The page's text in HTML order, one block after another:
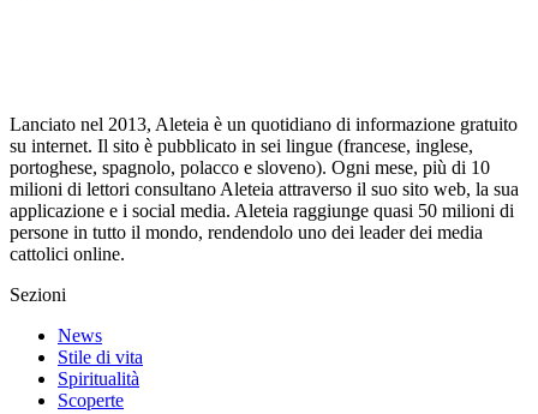
Lanciato nel 2013, Aleteia è un quotidiano di informazione gratuito
su internet. Il sito è pubblicato in sei lingue (francese, inglese,
portoghese, spagnolo, polacco e sloveno). Ogni mese, più di 10
milioni di lettori consultano Aleteia attraverso il suo sito web, la sua
applicazione e i social media. Aleteia raggiunge quasi 50 milioni di
persone in tutto il mondo, rendendolo uno dei leader dei media
cattolici online.
Sezioni
News
Stile di vita
Spiritualità
Scoperte